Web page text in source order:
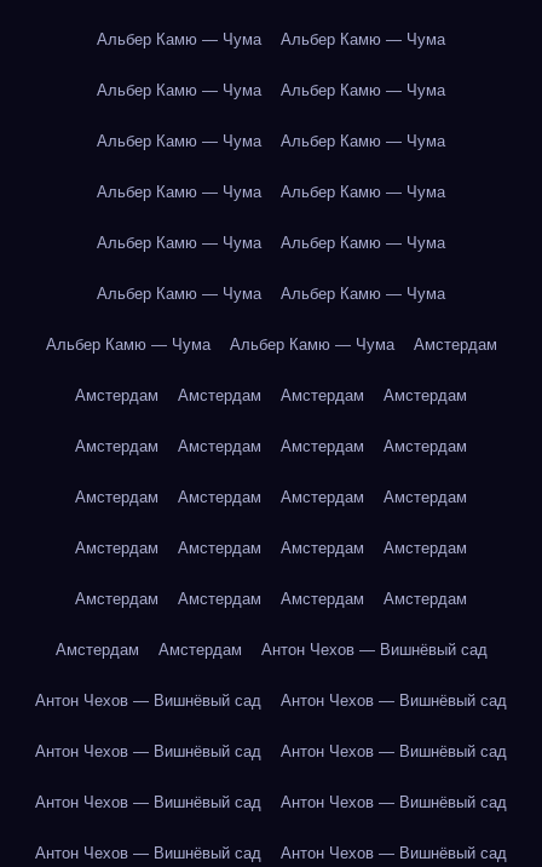
Альбер Камю — Чума Альбер Камю — Чума
Альбер Камю — Чума Альбер Камю — Чума
Альбер Камю — Чума Альбер Камю — Чума
Альбер Камю — Чума Альбер Камю — Чума
Альбер Камю — Чума Альбер Камю — Чума
Альбер Камю — Чума Альбер Камю — Чума
Альбер Камю — Чума Альбер Камю — Чума Амстердам
Амстердам Амстердам Амстердам Амстердам
Амстердам Амстердам Амстердам Амстердам
Амстердам Амстердам Амстердам Амстердам
Амстердам Амстердам Амстердам Амстердам
Амстердам Амстердам Амстердам Амстердам
Амстердам Амстердам Антон Чехов — Вишнёвый сад
Антон Чехов — Вишнёвый сад Антон Чехов — Вишнёвый сад
Антон Чехов — Вишнёвый сад Антон Чехов — Вишнёвый сад
Антон Чехов — Вишнёвый сад Антон Чехов — Вишнёвый сад
Антон Чехов — Вишнёвый сад Антон Чехов — Вишнёвый сад